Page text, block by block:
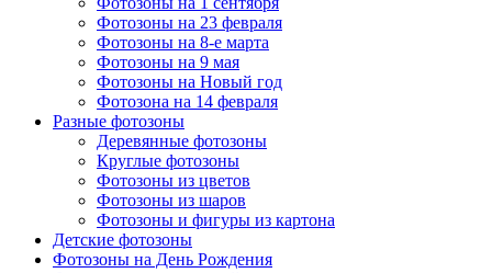
Фотозоны на 23 февраля
Фотозоны на 8-е марта
Фотозоны на 9 мая
Фотозоны на Новый год
Фотозона на 14 февраля
Разные фотозоны
Деревянные фотозоны
Круглые фотозоны
Фотозоны из цветов
Фотозоны из шаров
Фотозоны и фигуры из картона
Детские фотозоны
Фотозоны на День Рождения